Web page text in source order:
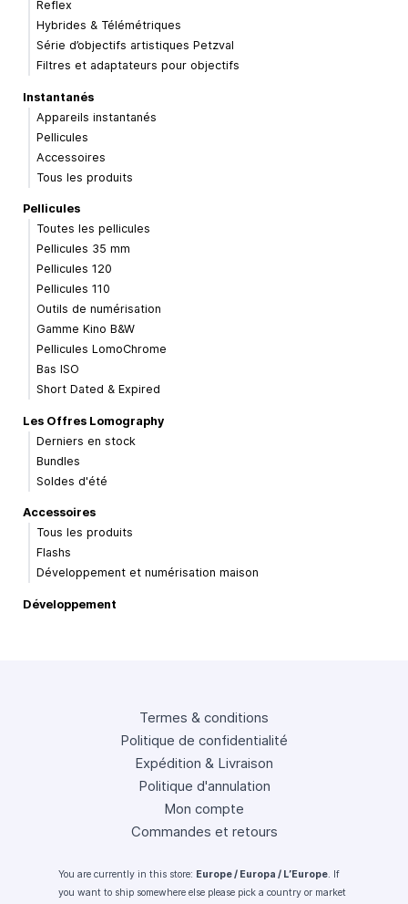
Reflex
Hybrides & Télémétriques
Série d’objectifs artistiques Petzval
Filtres et adaptateurs pour objectifs
Instantanés
Appareils instantanés
Pellicules
Accessoires
Tous les produits
Pellicules
Toutes les pellicules
Pellicules 35 mm
Pellicules 120
Pellicules 110
Outils de numérisation
Gamme Kino B&W
Pellicules LomoChrome
Bas ISO
Short Dated & Expired
Les Offres Lomography
Derniers en stock
Bundles
Soldes d'été
Accessoires
Tous les produits
Flashs
Développement et numérisation maison
Développement
Termes & conditions
Politique de confidentialité
Expédition & Livraison
Politique d'annulation
Mon compte
Commandes et retours
You are currently in this store: Europe / Europa / L’Europe . If
you want to ship somewhere else please pick a country or market